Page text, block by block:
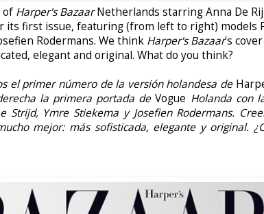
of Harper's BazaarNetherlands starring Anna De
its first issue, featuring (from left to right) models
Rodermans. We think Harper's Bazaar's
elegant and original. What do you think?
el primer número de la versión holandesa de
la primera portada deVogue Holanda con
Strijd, Ymre Stiekema y Josefien Rodermans.
mejor: más sofisticada, elegante y original.